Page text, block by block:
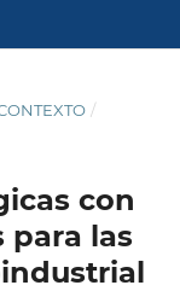
/
con
para las